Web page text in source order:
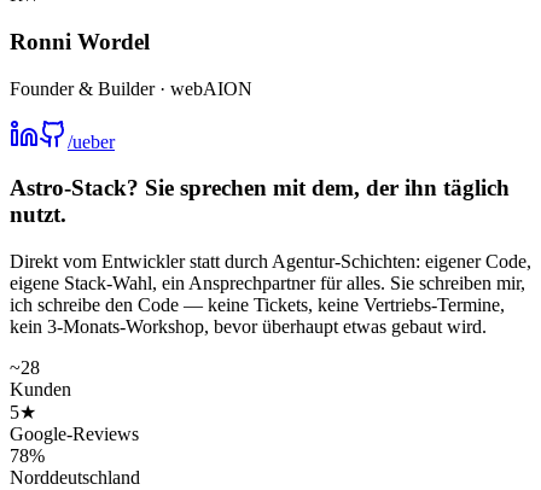
Ronni Wordel
Founder & Builder · webAION
/ueber
Astro-Stack? Sie sprechen mit dem, der ihn täglich
nutzt.
Direkt vom Entwickler statt durch Agentur-Schichten: eigener Code,
eigene Stack-Wahl, ein Ansprechpartner für alles. Sie schreiben mir,
ich schreibe den Code — keine Tickets, keine Vertriebs-Termine,
kein 3-Monats-Workshop, bevor überhaupt etwas gebaut wird.
~28
Kunden
5★
Google-Reviews
78%
Norddeutschland